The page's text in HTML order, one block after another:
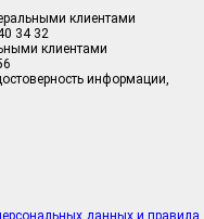
клиентами
34 32
клиентами
информации,